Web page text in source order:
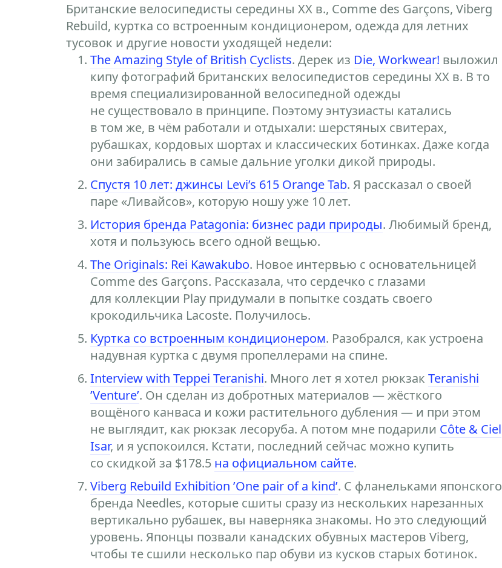
Британские велосипедисты середины ХХ в., Comme des Garçons, Viberg
Rebuild, куртка со встроенным кондиционером, одежда для летних
тусовок и другие новости уходящей недели:
The Amazing Style of British Cyclists. Дерек из Die, Workwear! выложил
кипу фотографий британских велосипедистов середины XX в. В то
время специализированной велосипедной одежды
не существовало в принципе. Поэтому энтузиасты катались
в том же, в чём работали и отдыхали: шерстяных свитерах,
рубашках, кордовых шортах и классических ботинках. Даже когда
они забирались в самые дальние уголки дикой природы.
Спустя 10 лет: джинсы Levi’s 615 Orange Tab. Я рассказал о своей
паре «Ливайсов», которую ношу уже 10 лет.
История бренда Patagonia: бизнес ради природы. Любимый бренд,
хотя и пользуюсь всего одной вещью.
The Originals: Rei Kawakubo. Новое интервью с основательницей
Comme des Garçons. Рассказала, что сердечко с глазами
для коллекции Play придумали в попытке создать своего
крокодильчика Lacoste. Получилось.
Куртка со встроенным кондиционером. Разобрался, как устроена
надувная куртка с двумя пропеллерами на спине.
Interview with Teppei Teranishi. Много лет я хотел рюкзак Teranishi
’Venture’. Он сделан из добротных материалов — жёсткого
вощёного канваса и кожи растительного дубления — и при этом
не выглядит, как рюкзак лесоруба. А потом мне подарили Côte & Ciel
Isar, и я успокоился. Кстати, последний сейчас можно купить
со скидкой за $178.5 на официальном сайте.
Viberg Rebuild Exhibition ’One pair of a kind’. С фланельками японского
бренда Needles, которые сшиты сразу из нескольких нарезанных
вертикально рубашек, вы наверняка знакомы. Но это следующий
уровень. Японцы позвали канадских обувных мастеров Viberg,
чтобы те сшили несколько пар обуви из кусков старых ботинок.